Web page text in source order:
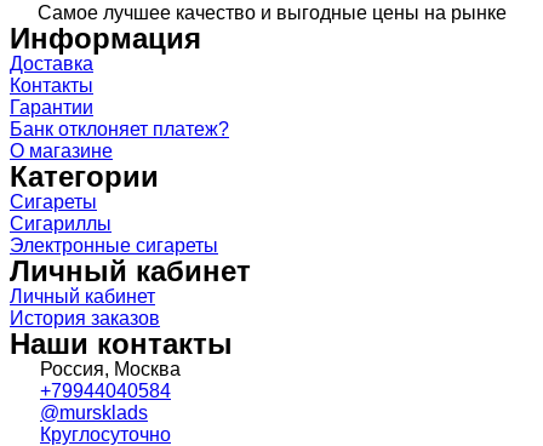
Самое лучшее качество и выгодные цены на рынке
Информация
Доставка
Контакты
Гарантии
Банк отклоняет платеж?
О магазине
Категории
Сигареты
Сигариллы
Электронные сигареты
Личный кабинет
Личный кабинет
История заказов
Наши контакты
Россия, Москва
+79944040584
@mursklads
Круглосуточно